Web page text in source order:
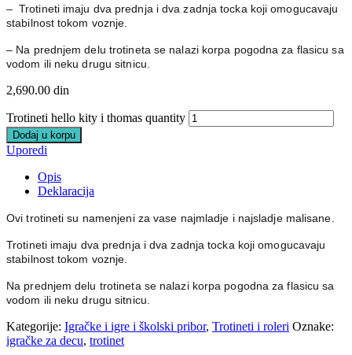
– Trotineti imaju dva prednja i dva zadnja tocka koji omogucavaju
stabilnost tokom voznje.
– Na prednjem delu trotineta se nalazi korpa pogodna za flasicu sa
vodom ili neku drugu sitnicu.
2,690.00 din
Trotineti hello kity i thomas quantity
Dodaj u korpu
Uporedi
Opis
Deklaracija
Ovi trotineti su namenjeni za vase najmladje i najsladje malisane.
Trotineti imaju dva prednja i dva zadnja tocka koji omogucavaju
stabilnost tokom voznje.
Na prednjem delu trotineta se nalazi korpa pogodna za flasicu sa
vodom ili neku drugu sitnicu.
Kategorije: Igračke i igre i školski pribor, Trotineti i roleri Oznake:
igračke za decu, trotinet